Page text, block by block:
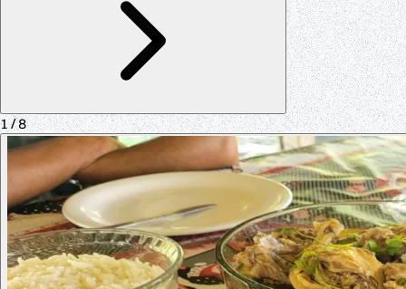
1/ 8